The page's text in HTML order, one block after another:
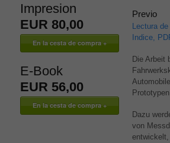
Impresion
EUR 80,00
E-Book
EUR 56,00
Previo
Lectura
Indice,
Die Arbeit
Dazu
von